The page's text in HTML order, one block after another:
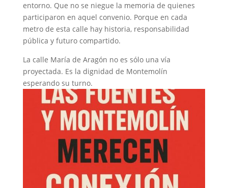
entorno. Que no se niegue la memoria de quienes
participaron en aquel convenio. Porque en cada
metro de esta calle hay historia, responsabilidad
pública y futuro compartido.
La calle María de Aragón no es sólo una vía
proyectada. Es la dignidad de Montemolín
esperando su turno.